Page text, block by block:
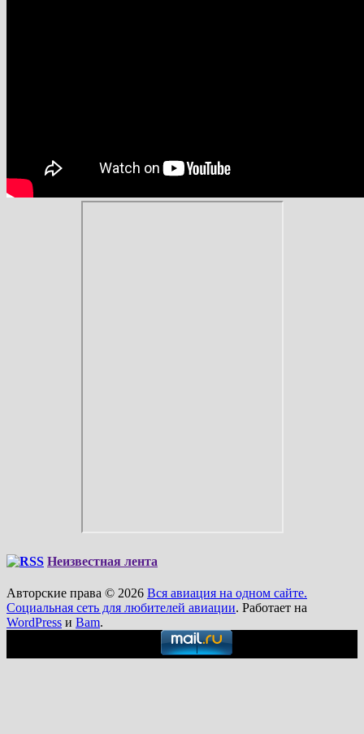
Неизвестная лента
Авторские права © 2026 Вся авиация на одном сайте.
Социальная сеть для любителей авиации. Работает на
WordPress и Bam.